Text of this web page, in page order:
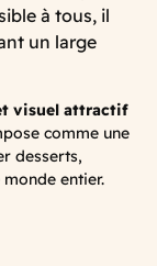
à tous, il
un large
visuel attractif
comme une
desserts,
entier.